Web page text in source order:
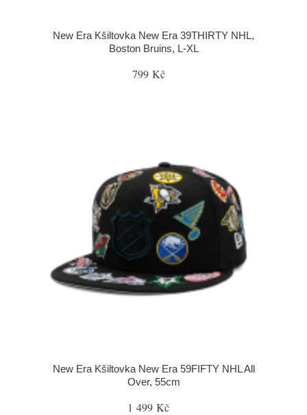
New Era Kšiltovka New Era 39THIRTY NHL,
Boston Bruins, L-XL
799 Kč
New Era Kšiltovka New Era 59FIFTY NHL All
Over, 55cm
1 499 Kč